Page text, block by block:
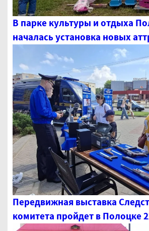
В парке культуры и отдыха
началась установка новых
Передвижная выставка
комитета пройдет в Полоцке